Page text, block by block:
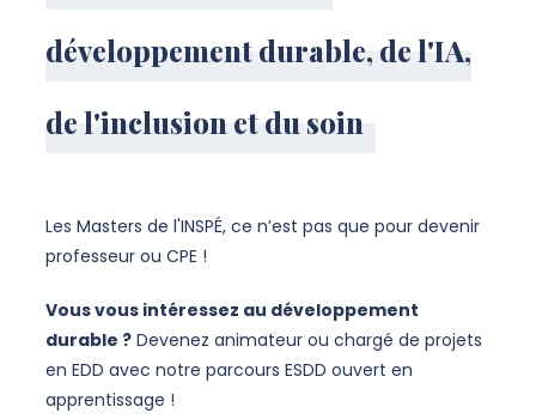
développement durable, de l'IA,
de l'inclusion et du soin
Les Masters de l'INSPÉ, ce n’est pas que pour devenir
professeur ou CPE !
Vous vous intéressez au développement
durable ?Devenez animateur ou chargé de projets
en EDD avec notre parcours ESDD ouvert en
apprentissage !